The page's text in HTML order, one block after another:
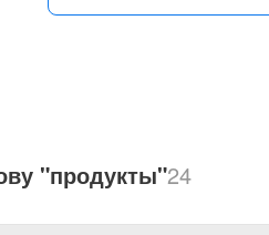
"продукты"24